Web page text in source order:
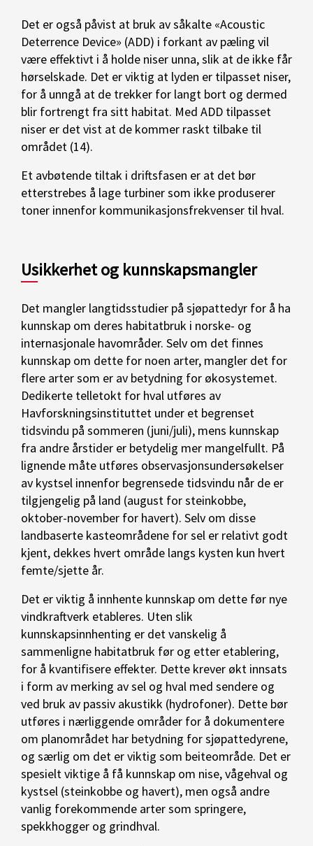
Det er også påvist at bruk av såkalte «Acoustic
Deterrence Device» (ADD) i forkant av pæling vil
være effektivt i å holde niser unna, slik at de ikke får
hørselskade. Det er viktig at lyden er tilpasset niser,
for å unngå at de trekker for langt bort og dermed
blir fortrengt fra sitt habitat. Med ADD tilpasset
niser er det vist at de kommer raskt tilbake til
området (14).
Et avbøtende tiltak i driftsfasen er at det bør
etterstrebes å lage turbiner som ikke produserer
toner innenfor kommunikasjonsfrekvenser til hval.
Usikkerhet og kunnskapsmangler
Det mangler langtidsstudier på sjøpattedyr for å ha
kunnskap om deres habitatbruk i norske- og
internasjonale havområder. Selv om det finnes
kunnskap om dette for noen arter, mangler det for
flere arter som er av betydning for økosystemet.
Dedikerte telletokt for hval utføres av
Havforskningsinstituttet under et begrenset
tidsvindu på sommeren (juni/juli), mens kunnskap
fra andre årstider er betydelig mer mangelfullt. På
lignende måte utføres observasjonsundersøkelser
av kystsel innenfor begrensede tidsvindu når de er
tilgjengelig på land (august for steinkobbe,
oktober-november for havert). Selv om disse
landbaserte kasteområdene for sel er relativt godt
kjent, dekkes hvert område langs kysten kun hvert
femte/sjette år.
Det er viktig å innhente kunnskap om dette før nye
vindkraftverk etableres. Uten slik
kunnskapsinnhenting er det vanskelig å
sammenligne habitatbruk før og etter etablering,
for å kvantifisere effekter. Dette krever økt innsats
i form av merking av sel og hval med sendere og
ved bruk av passiv akustikk (hydrofoner). Dette bør
utføres i nærliggende områder for å dokumentere
om planområdet har betydning for sjøpattedyrene,
og særlig om det er viktig som beiteområde. Det er
spesielt viktige å få kunnskap om nise, vågehval og
kystsel (steinkobbe og havert), men også andre
vanlig forekommende arter som springere,
spekkhogger og grindhval.